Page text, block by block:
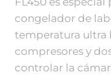
congelador de
temperatura ultra
compresores y
controlar la